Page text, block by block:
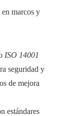
en marcos y
ISO 14001
seguridad y
de mejora
estándares